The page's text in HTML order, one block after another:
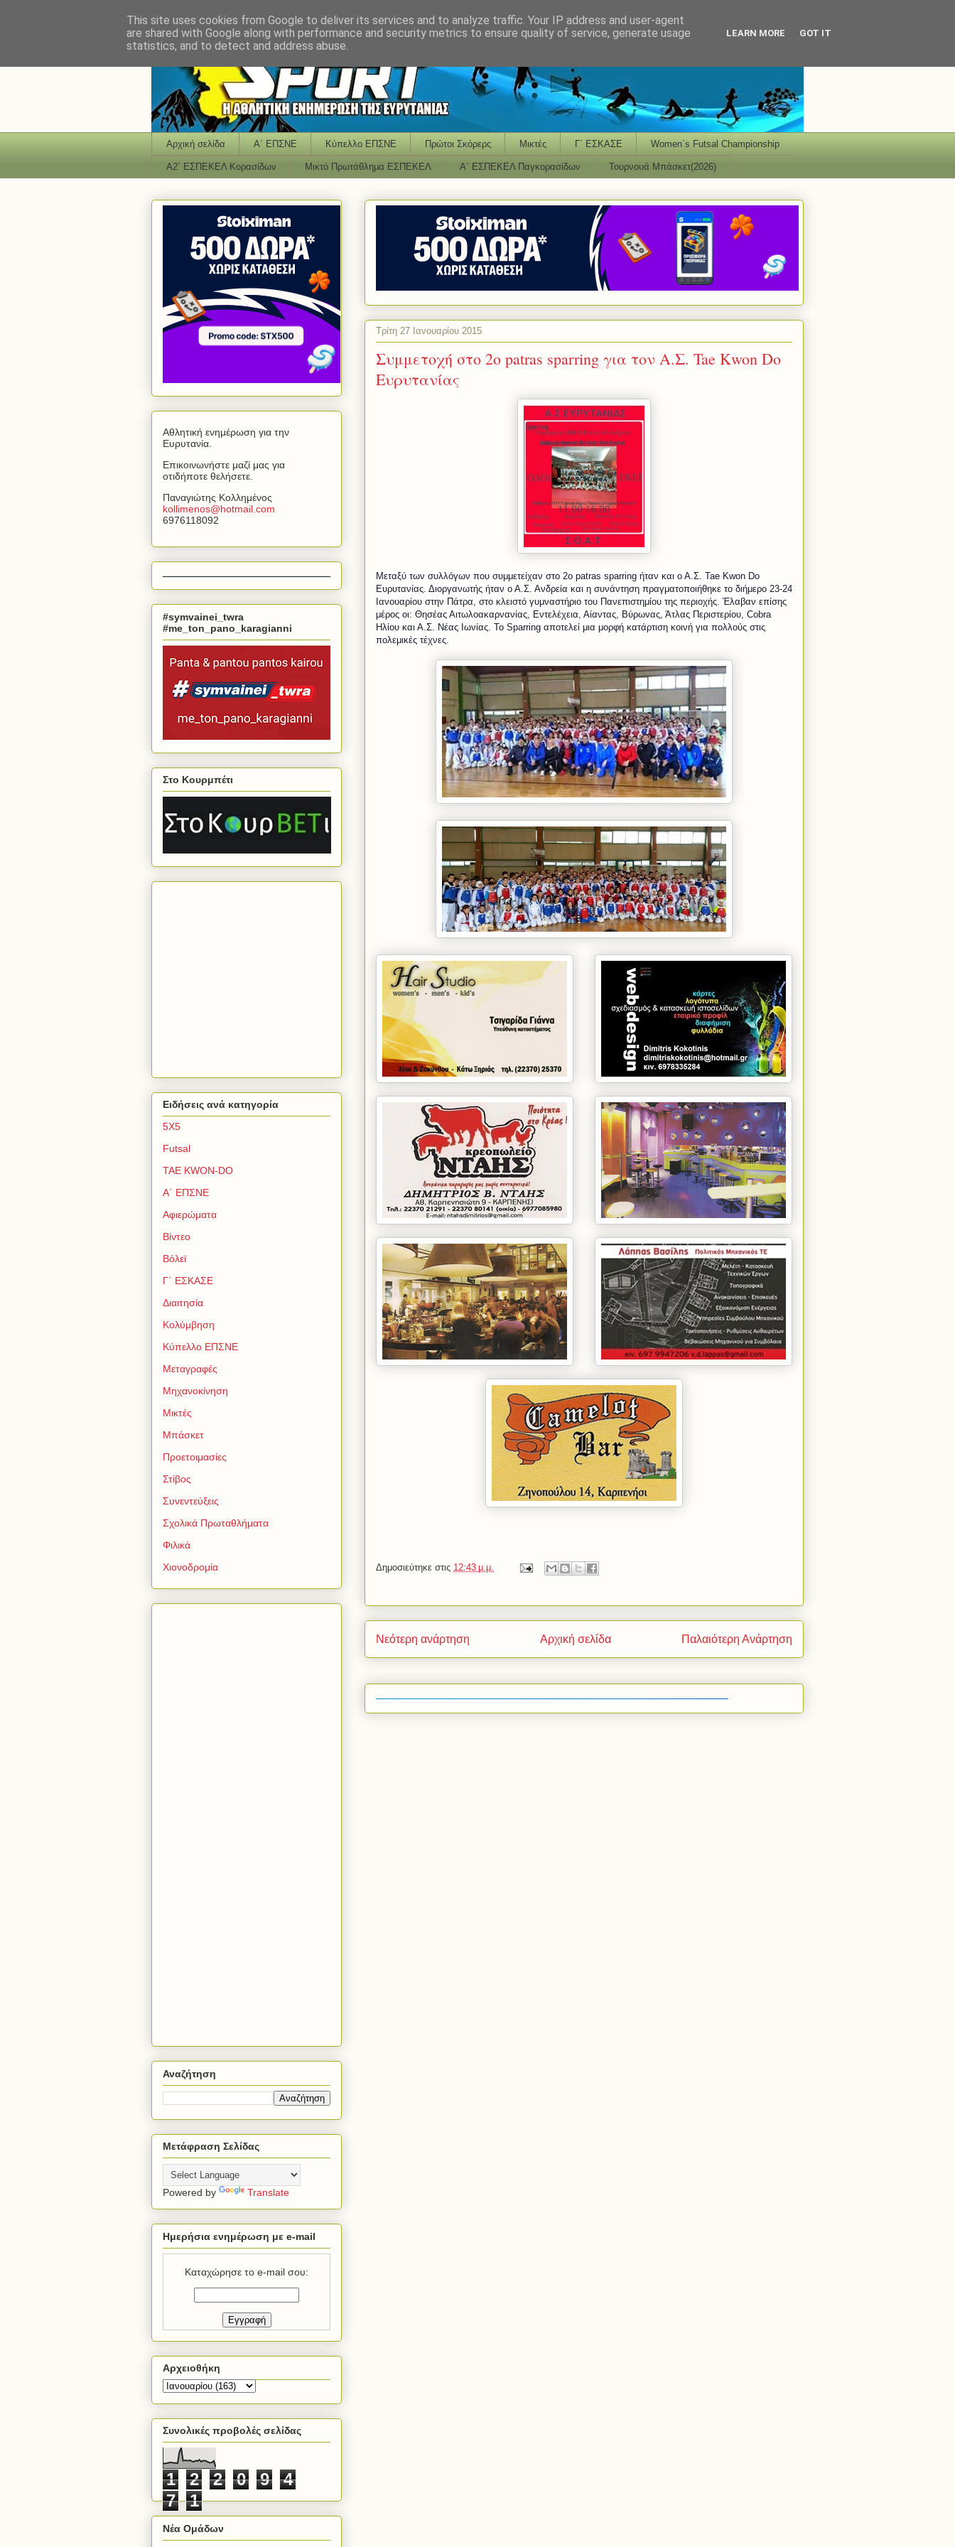
Αρχική σελίδα Α΄ ΕΠΣΝΕ Κύπελλο ΕΠΣΝΕ Πρώτοι Σκόρερς Μικτές Γ΄ ΕΣΚΑΣΕ Women΄s Futsal Championship
Α2΄ ΕΣΠΕΚΕΛ Κορασίδων Μικτό Πρωτάθλημα ΕΣΠΕΚΕΛ Α΄ ΕΣΠΕΚΕΛ Παγκορασίδων Τουρνουά Μπάσκετ(2026)
Τρίτη 27 Ιανουαρίου 2015
Συμμετοχή στο 2o patras sparring για τον Α.Σ. Tae Kwon Do
Ευρυτανίας
Μεταξύ των συλλόγων που συμμετείχαν στο 2o patras sparring ήταν και ο Α.Σ. Tae Kwon Do
Ευρυτανίας. Διοργανωτής ήταν ο Α.Σ. Ανδρεία και η συνάντηση πραγματοποιήθηκε το διήμερο 23-24
Ιανουαρίου στην Πάτρα, στο κλειστό γυμναστήριο του Πανεπιστημίου της περιοχής. Έλαβαν επίσης
μέρος οι: Θησέας Αιτωλοακαρνανίας, Εντελέχεια, Αίαντας, Βύρωνας, Άτλας Περιστερίου, Cobra
Ηλίου και Α.Σ. Νέας Ιωνίας. Το Sparring αποτελεί μια μορφή κατάρτιση κοινή για πολλούς στις
πολεμικές τέχνες.
Δημοσιεύτηκε στις 12:43 μ.μ.
Νεότερη ανάρτηση Παλαιότερη Ανάρτηση
Αρχική σελίδα
Αθλητική ενημέρωση για την
Ευρυτανία.
Επικοινωνήστε μαζί μας για
οτιδήποτε θελήσετε.
Παναγιώτης Κολλημένος
kollimenos@hotmail com
6976118092
#symvainei_twra
#me_ton_pano_karagianni
Στο Κουρμπέτι
Ειδήσεις ανά κατηγορία
5Χ5
Futsal
TAE KWON-DO
Α΄ ΕΠΣΝΕ
Αφιερώματα
Βίντεο
Βόλεϊ
Γ΄ ΕΣΚΑΣΕ
Διαιτησία
Κολύμβηση
Κύπελλο ΕΠΣΝΕ
Μεταγραφές
Μηχανοκίνηση
Μικτές
Μπάσκετ
Προετοιμασίες
Στίβος
Συνεντεύξεις
Σχολικά Πρωταθλήματα
Φιλικά
Χιονοδρομία
Αναζήτηση
Μετάφραση Σελίδας
Powered by Translate
Ημερήσια ενημέρωση με e-mail
Καταχώρησε το e-mail σου:
Αρχειοθήκη
Συνολικές προβολές σελίδας
1 2 2 0 9
4
7
1
Νέα Ομάδων
This site uses cookies from Google to deliver its services and to analyze traffic. Your IP address and user-agent
are shared with Google along with performance and security metrics to ensure quality of service, generate usage
statistics, and to detect and address abuse.
LEARN MORE GOT IT